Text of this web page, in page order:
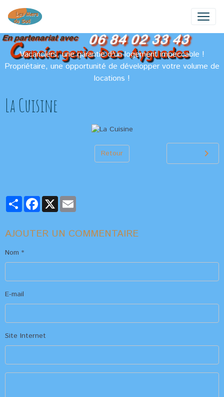
Vacanciers, une garantie d'un logement impeccable !
Propriétaire, une opportunité de développer votre volume de
locations !
La Cuisine
Retour
PartagerFacebook
X
AJOUTER UN COMMENTAIRE
Nom
E-mail
Site Internet